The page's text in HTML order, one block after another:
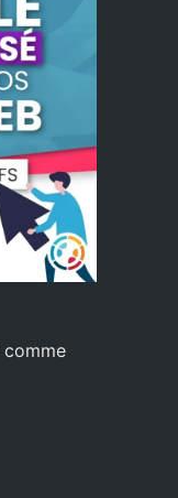
comme